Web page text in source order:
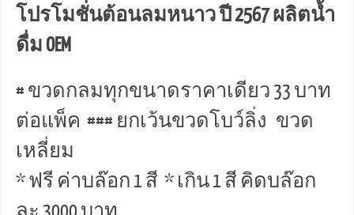
โปรโมชั่นต้อนลมหนาว ปี 2567 ผลิตน้ำ
ดื่ม OEM
# ขวดกลมทุกขนาดราคาเดียว 33 บาท
ต่อแพ็ค ### ยกเว้นขวดโบว์ลิ่ง ขวด
เหลี่ยม
* ฟรี ค่าบล๊อก 1 สี * เกิน 1 สี คิดบล๊อก